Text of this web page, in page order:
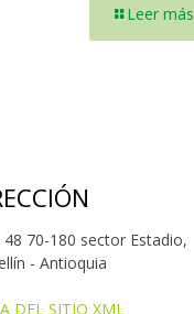
Leer más
48 70-180 sector Estadio,
- Antioquia
DEL SITIO XML